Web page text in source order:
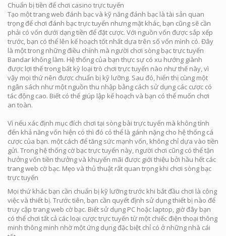
Chuẩn bị tiền để chơi casino trực tuyến
Tạo một trang web đánh bạc và kỹ năng đánh bạc là tài sản quan
trọng để chơi đánh bạc trực tuyến nhưng mặt khác, bạn cũng sẽ cần
phải có vốn dưới dạng tiền để đặt cược. Với nguồn vốn được sắp xếp
trước, bạn có thể lên kế hoạch tốt nhất dựa trên số vốn mình có. Đây
là một trong những điều chính mà người chơi sòng bạc trực tuyến
Bandar không làm. Hệ thống của bạn thực sự có xu hướng giành
được lợi thế trong bất kỳ loại trò chơi trực tuyến nào như thế này, vì
vậy mọi thứ nên được chuẩn bị kỹ lưỡng. Sau đó, hiển thị cùng một
ngân sách như một nguồn thu nhập bằng cách sử dụng các cược có
tác động cao. Biết có thể giúp lập kế hoạch và bạn có thể muốn chơi
an toàn.
Vì nếu xác định mục đích chơi tại sòng bài trực tuyến mà không tính
đến khả năng vốn hiện có thì đó có thể là gánh nặng cho hệ thống cá
cược của bạn. một cách để tăng sức mạnh vốn, không chỉ dựa vào tiền
gửi. Trong hệ thống cờ bạc trực tuyến này, người chơi cũng có thể tận
hưởng vốn tiền thưởng và khuyến mãi được giới thiệu bởi hầu hết các
trang web cờ bạc. Mẹo và thủ thuật rất quan trọng khi chơi sòng bạc
trực tuyến
Mọi thứ khác bạn cần chuẩn bị kỹ lưỡng trước khi bắt đầu chơi là công
việc và thiết bị. Trước tiên, bạn cần quyết định sử dụng thiết bị nào để
truy cập trang web cờ bạc. Biết sử dụng PC hoặc laptop, giờ đây bạn
có thể chơi tất cả các loại cược trực tuyến từ một chiếc điện thoại thông
minh thông minh nhờ một ứng dụng đặc biệt chỉ có ở những nhà cái